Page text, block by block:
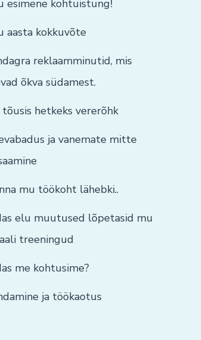
esimene kohtuistung!
aasta kokkuvõte
reklaamminutid, mis
õkva südamest.
hetkeks vererõhk
ja vanemate mitte
mu töökoht lähebki..
elu muutused lõpetasid mu
treeningud
me kohtusime?
ja töökaotus